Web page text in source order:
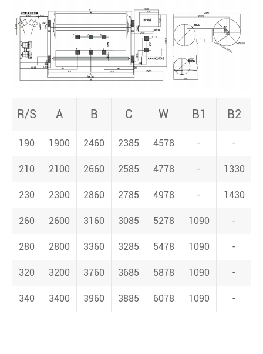
R/S A B C W B1 B2
190 1900 2460 2385 4578 - -
210 2100 2660 2585 4778 - 1330
230 2300 2860 2785 4978 - 1430
260 2600 3160 3085 5278 1090 -
280 2800 3360 3285 5478 1090 -
320 3200 3760 3685 5878 1090 -
340 3400 3960 3885 6078 1090 -